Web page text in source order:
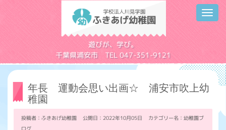
遊びが、学び。
千葉県浦安市 TEL 047-351-9121
年長 運動会思い出画☆ 浦安市吹上幼
稚園
投稿者：ふきあげ幼稚園 公開日：2022年10月05日 カテゴリー名： 幼稚園ブ
ログ